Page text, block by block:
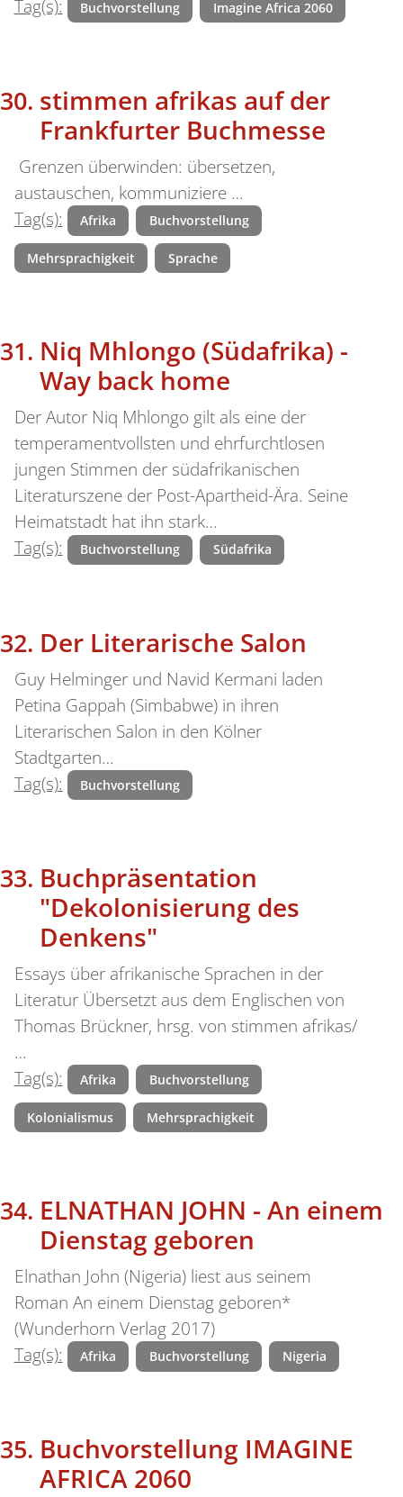
Tag(s): Buchvorstellung Imagine Africa 2060
stimmen afrikas auf der
Frankfurter Buchmesse
Grenzen überwinden: übersetzen,
austauschen, kommuniziere …
Tag(s):
Afrika Buchvorstellung
Mehrsprachigkeit Sprache
Niq Mhlongo (Südafrika) -
Way back home
Der Autor Niq Mhlongo gilt als eine der
temperamentvollsten und ehrfurchtlosen
jungen Stimmen der südafrikanischen
Literaturszene der Post-Apartheid-Ära. Seine
Heimatstadt hat ihn stark…
Tag(s):
Buchvorstellung Südafrika
Der Literarische Salon
Guy Helminger und Navid Kermani laden
Petina Gappah (Simbabwe) in ihren
Literarischen Salon in den Kölner
Stadtgarten…
Tag(s):
Buchvorstellung
Buchpräsentation
"Dekolonisierung des
Denkens"
Essays über afrikanische Sprachen in der
Literatur Übersetzt aus dem Englischen von
Thomas Brückner, hrsg. von stimmen afrikas/
…
Tag(s):
Afrika Buchvorstellung
Kolonialismus Mehrsprachigkeit
ELNATHAN JOHN - An einem
Dienstag geboren
Elnathan John (Nigeria) liest aus seinem
Roman An einem Dienstag geboren*
(Wunderhorn Verlag 2017)
Tag(s):
Afrika Buchvorstellung Nigeria
Buchvorstellung IMAGINE
AFRICA 2060